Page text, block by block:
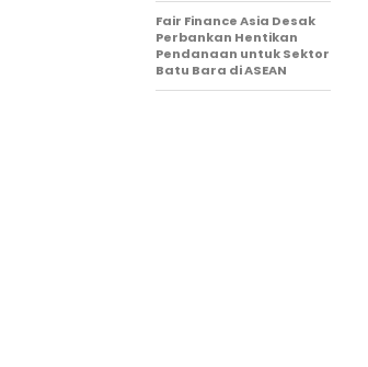
Fair Finance Asia Desak
Perbankan Hentikan
Pendanaan untuk Sektor
Batu Bara di ASEAN